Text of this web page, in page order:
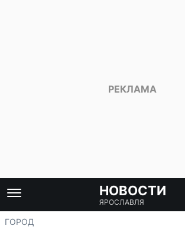
НОВОСТИ
ЯРОСЛАВЛЯ
ГОРОД